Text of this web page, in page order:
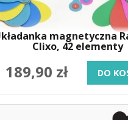
magnetyczna
Clixo, 42 elementy
189,90 zł DO